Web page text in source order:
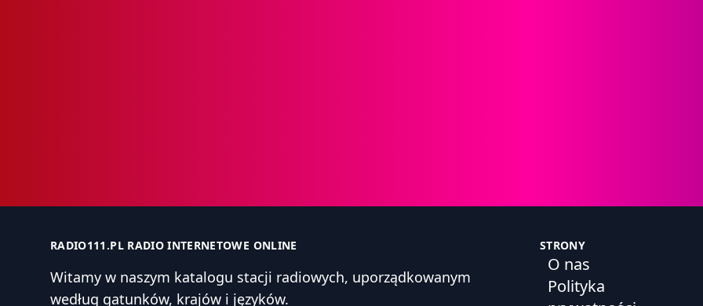
RADIO111.PL RADIO INTERNETOWE ONLINE
Witamy w naszym katalogu stacji radiowych, uporządkowanym
według gatunków, krajów i języków.
STRONY
O nas
Polityka